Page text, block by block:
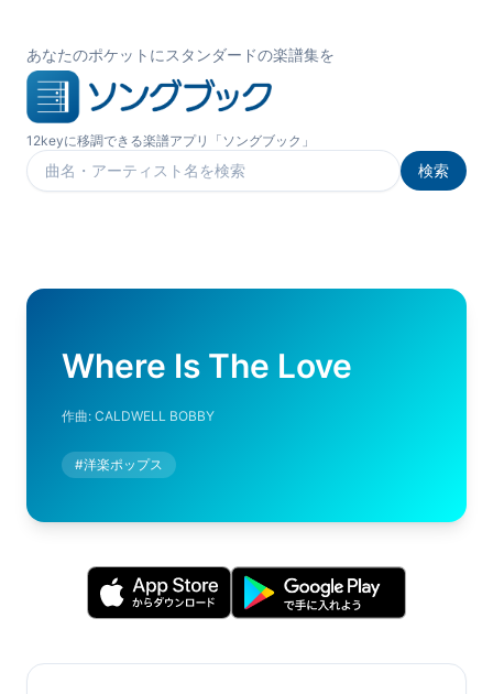
あなたのポケットにスタンダードの楽譜集を
12keyに移調できる楽譜アプリ「ソングブック」
楽曲を検索
検索
Where Is The Love
作曲: CALDWELL BOBBY
#洋楽ポップス